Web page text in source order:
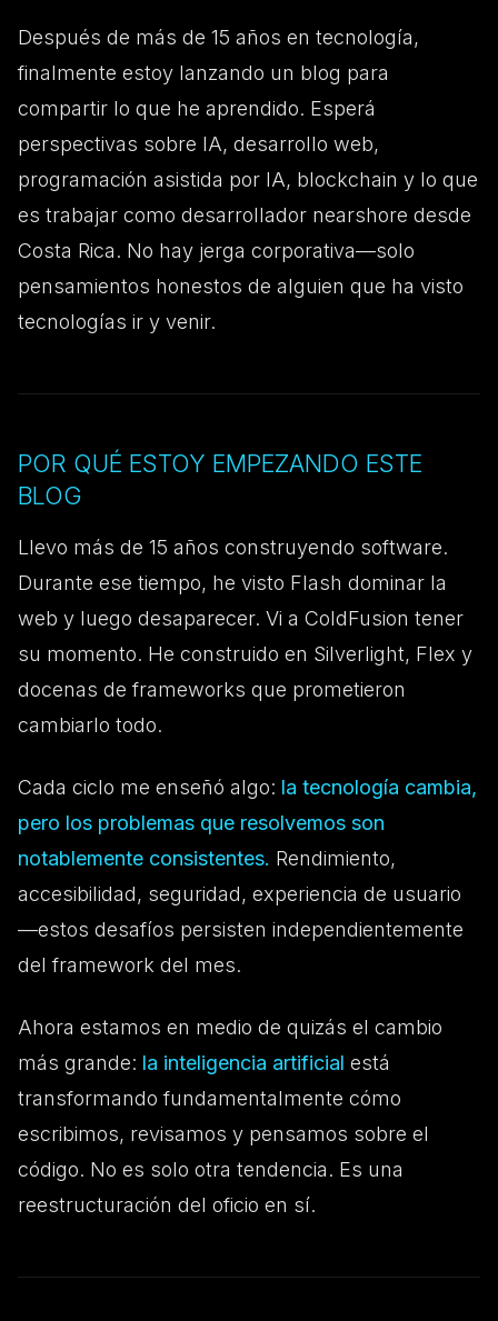
Después de más de 15 años en tecnología,
finalmente estoy lanzando un blog para
compartir lo que he aprendido. Esperá
perspectivas sobre IA, desarrollo web,
programación asistida por IA, blockchain y lo que
es trabajar como desarrollador nearshore desde
Costa Rica. No hay jerga corporativa—solo
pensamientos honestos de alguien que ha visto
tecnologías ir y venir.
POR QUÉ ESTOY EMPEZANDO ESTE
BLOG
Llevo más de 15 años construyendo software.
Durante ese tiempo, he visto Flash dominar la
web y luego desaparecer. Vi a ColdFusion tener
su momento. He construido en Silverlight, Flex y
docenas de frameworks que prometieron
cambiarlo todo.
Cada ciclo me enseñó algo: la tecnología cambia,
pero los problemas que resolvemos son
notablemente consistentes. Rendimiento,
accesibilidad, seguridad, experiencia de usuario
—estos desafíos persisten independientemente
del framework del mes.
Ahora estamos en medio de quizás el cambio
más grande: la inteligencia artificial está
transformando fundamentalmente cómo
escribimos, revisamos y pensamos sobre el
código. No es solo otra tendencia. Es una
reestructuración del oficio en sí.